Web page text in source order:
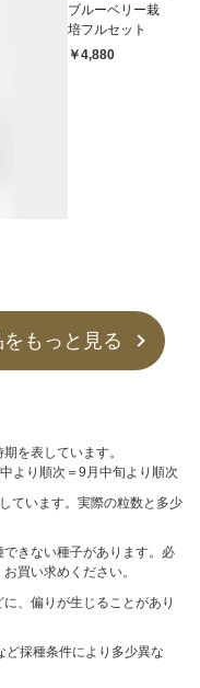
ブルーベリー栽
培フルセット
￥4,880
もっと見る
を表しています。
より順次＝9月中旬より順次
ています。実際の粒数と多少
きない種子があります。必
買い求めください。
、偏りが生じることがあり
ど採種条件により多少異な